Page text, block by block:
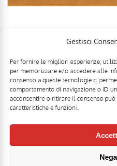
Gestisci
Per fornire le migliori esperienze,
per memorizzare e/o accedere alle
consenso a queste tecnologie ci
comportamento di navigazione o ID
acconsentire o ritirare il consenso
caratteristiche e funzioni.
Nega
Mr Food & Mrs Wine è una testata